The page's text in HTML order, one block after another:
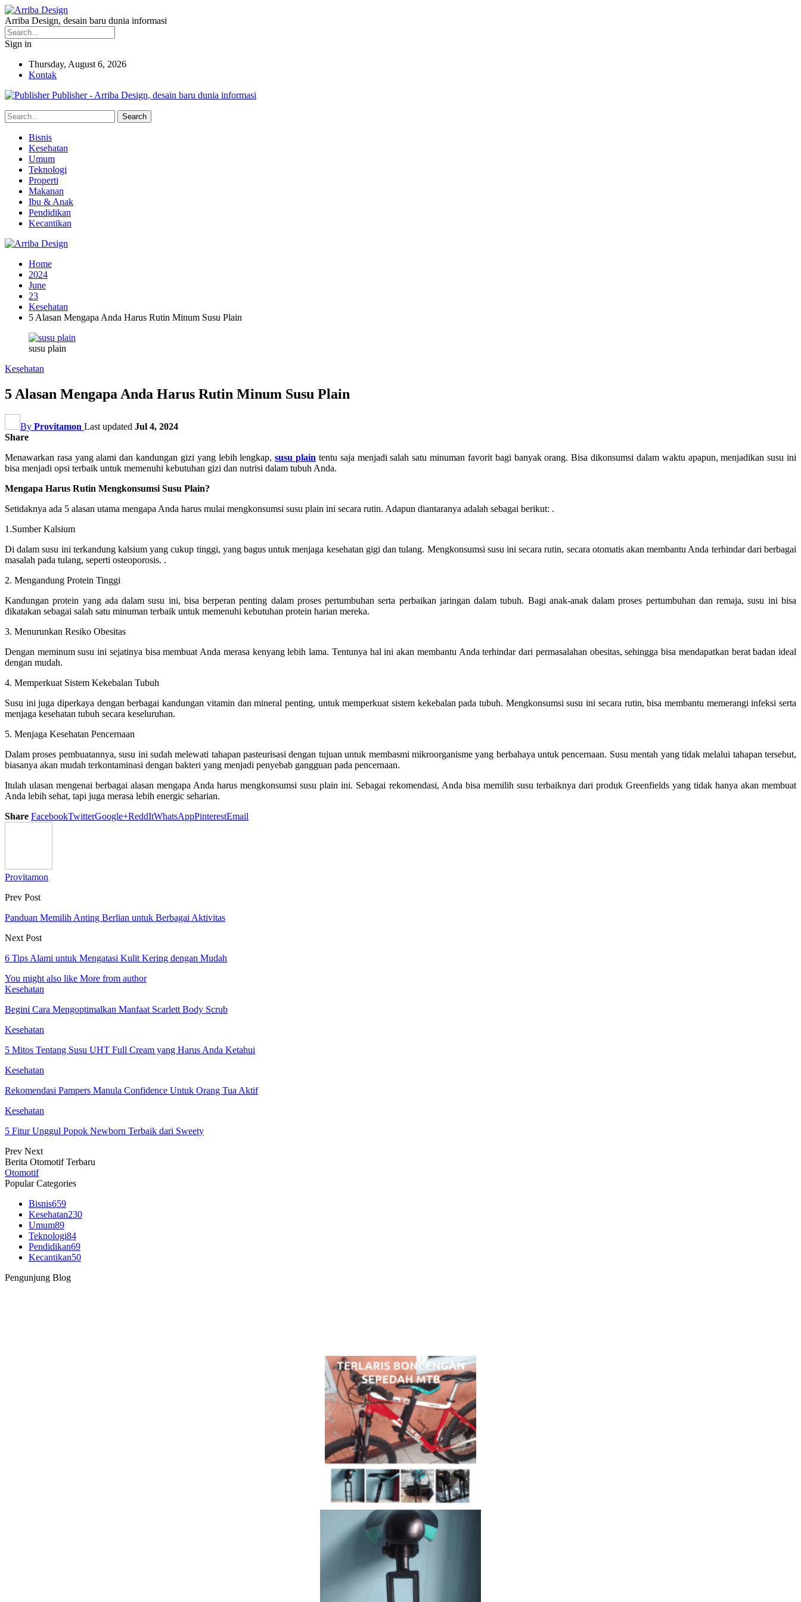
Arriba Design, desain baru dunia informasi
Sign in
Thursday, August 6, 2026
Kontak
Publisher - Arriba Design, desain baru dunia informasi
Bisnis
Kesehatan
Umum
Teknologi
Properti
Makanan
Ibu & Anak
Pendidikan
Kecantikan
Home
2024
June
23
Kesehatan
5 Alasan Mengapa Anda Harus Rutin Minum Susu Plain
susu plain
Kesehatan
5 Alasan Mengapa Anda Harus Rutin Minum Susu Plain
By Provitamon Last updated Jul 4, 2024
Share
Menawarkan rasa yang alami dan kandungan gizi yang lebih lengkap,susu plain tentu saja menjadi salah satu minuman favorit bagi banyak orang. Bisa dikonsumsi dalam waktu apapun, menjadikan susu ini
bisa menjadi opsi terbaik untuk memenuhi kebutuhan gizi dan nutrisi dalam tubuh Anda.
Mengapa Harus Rutin Mengkonsumsi Susu Plain?
Setidaknya ada 5 alasan utama mengapa Anda harus mulai mengkonsumsi susu plain ini secara rutin. Adapun diantaranya adalah sebagai berikut: .
1.Sumber Kalsium
Di dalam susu ini terkandung kalsium yang cukup tinggi, yang bagus untuk menjaga kesehatan gigi dan tulang. Mengkonsumsi susu ini secara rutin, secara otomatis akan membantu Anda terhindar dari berbagai
masalah pada tulang, seperti osteoporosis. .
2. Mengandung Protein Tinggi
Kandungan protein yang ada dalam susu ini, bisa berperan penting dalam proses pertumbuhan serta perbaikan jaringan dalam tubuh. Bagi anak-anak dalam proses pertumbuhan dan remaja, susu ini bisa
dikatakan sebagai salah satu minuman terbaik untuk memenuhi kebutuhan protein harian mereka.
3. Menurunkan Resiko Obesitas
Dengan meminum susu ini sejatinya bisa membuat Anda merasa kenyang lebih lama. Tentunya hal ini akan membantu Anda terhindar dari permasalahan obesitas, sehingga bisa mendapatkan berat badan ideal
dengan mudah.
4. Memperkuat Sistem Kekebalan Tubuh
Susu ini juga diperkaya dengan berbagai kandungan vitamin dan mineral penting, untuk memperkuat sistem kekebalan pada tubuh. Mengkonsumsi susu ini secara rutin, bisa membantu memerangi infeksi serta
menjaga kesehatan tubuh secara keseluruhan.
5. Menjaga Kesehatan Pencernaan
Dalam proses pembuatannya, susu ini sudah melewati tahapan pasteurisasi dengan tujuan untuk membasmi mikroorganisme yang berbahaya untuk pencernaan. Susu mentah yang tidak melalui tahapan tersebut,
biasanya akan mudah terkontaminasi dengan bakteri yang menjadi penyebab gangguan pada pencernaan.
Itulah ulasan mengenai berbagai alasan mengapa Anda harus mengkonsumsisusu plainini. Sebagai rekomendasi, Anda bisa memilih susu terbaiknya dari produk Greenfields yang tidak hanya akan membuat
Anda lebih sehat, tapi juga merasa lebih energic seharian.
Share FacebookTwitterGoogle+ReddItWhatsAppPinterestEmail
Provitamon
Prev Post
Panduan Memilih Anting Berlian untuk Berbagai Aktivitas
Next Post
6 Tips Alami untuk Mengatasi Kulit Kering dengan Mudah
You might also like More from author
Kesehatan
Begini Cara Mengoptimalkan Manfaat Scarlett Body Scrub
Kesehatan
5 Mitos Tentang Susu UHT Full Cream yang Harus Anda Ketahui
Kesehatan
Rekomendasi Pampers Manula Confidence Untuk Orang Tua Aktif
Kesehatan
5 Fitur Unggul Popok Newborn Terbaik dari Sweety
Prev Next
Berita Otomotif Terbaru
Otomotif
Popular Categories
Bisnis659
Kesehatan230
Umum89
Teknologi84
Pendidikan69
Kecantikan50
Pengunjung Blog